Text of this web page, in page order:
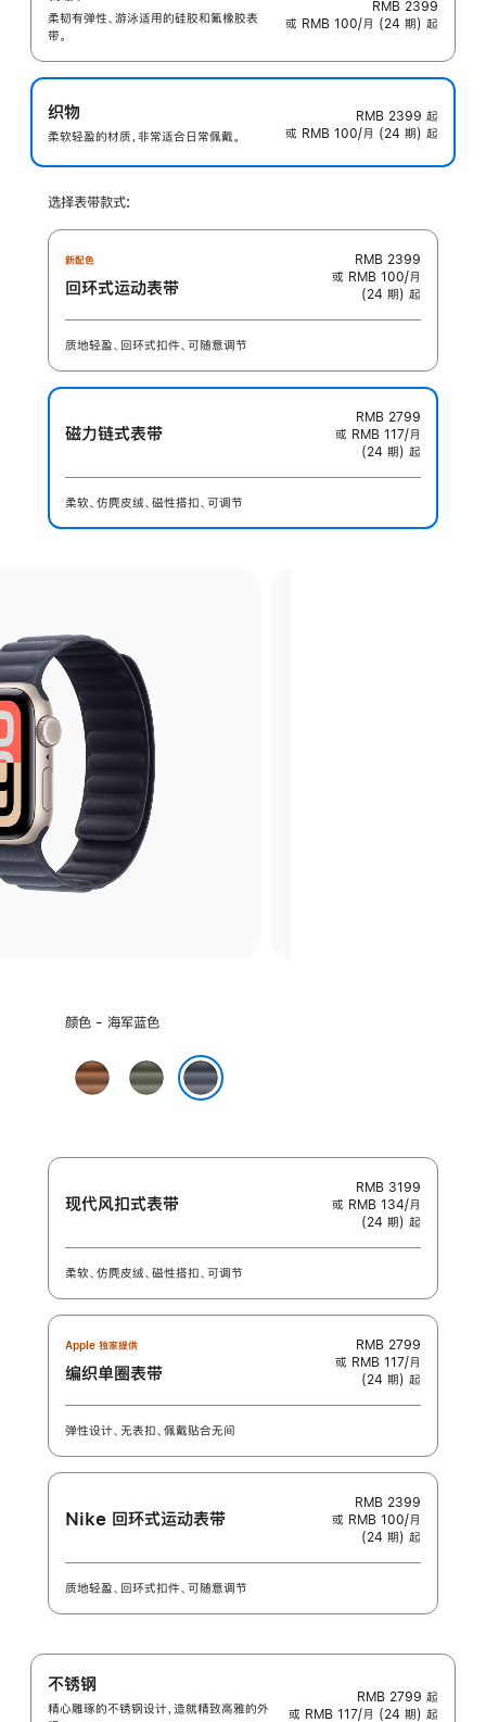
柔韧有弹性、游泳适用的硅胶和氟橡胶表
带。
RMB 2399
或 RMB 100/月 (24 期) 起
织物
柔软轻盈的材质，非常适合日常佩戴。
RMB 2399 起
或 RMB 100/月 (24 期) 起
选择表带款式:
新配色
回环式运动表带
RMB 2399
或 RMB 100/月
(24 期) 起
质地轻盈、回环式扣件、可随意调节
磁力链式表带
RMB 2799
或 RMB 117/月
(24 期) 起
柔软、仿麂皮绒、磁性搭扣、可调节
选
色:
颜色 - 海军蓝色
焦
糖
鼠
尾
色
现代风扣式表带
RMB 3199
或 RMB 134/月
(24 期) 起
柔软、仿麂皮绒、磁性搭扣、可调节
Apple 独家提供
编织单圈表带
RMB 2799
或 RMB 117/月
(24 期) 起
弹性设计、无表扣、佩戴贴合无间
Nike 回环式运动表带
RMB 2399
或 RMB 100/月
(24 期) 起
质地轻盈、回环式扣件、可随意调节
不锈钢
精心雕琢的不锈钢设计，造就精致高雅的外
RMB 2799 起
或 RMB 117/月 (24 期) 起